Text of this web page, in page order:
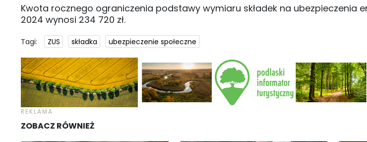
Kwota rocznego ograniczenia podstawy wymiaru składek na ubezpieczenia
2024 wynosi 234 720 zł.
Tagi: ZUS składka ubezpieczenie społeczne
ZOBACZ RÓWNIEŻ